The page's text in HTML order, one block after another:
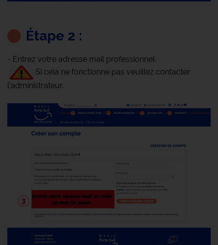
Étape 2 :
- Entrez votre adresse mail professionnel.
Si cela ne fonctionne pas veuillez contacter
l'administrateur.